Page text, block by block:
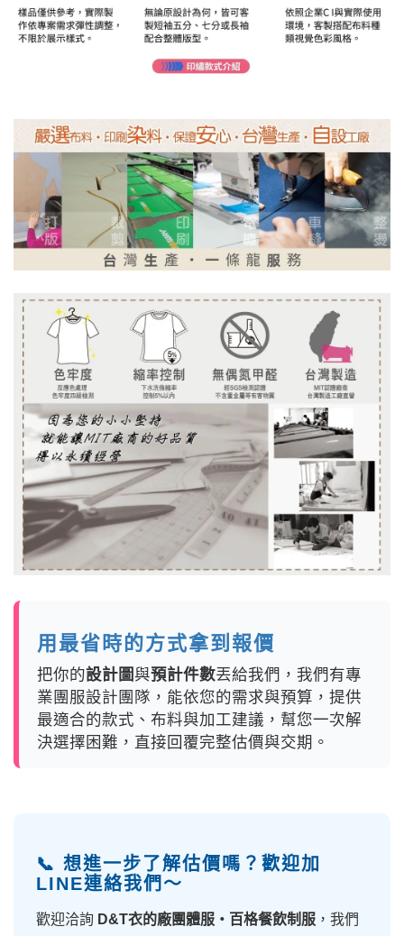
用最省時的方式拿到報價
把你的設計圖與預計件數丟給我們，我們有專
業團服設計團隊，能依您的需求與預算，提供
最適合的款式、布料與加工建議，幫您一次解
決選擇困難，直接回覆完整估價與交期。
📞 想進一步了解估價嗎？歡迎加
LINE連絡我們～
歡迎洽詢 D&T衣的廠團體服・百格餐飲制服 ，我們